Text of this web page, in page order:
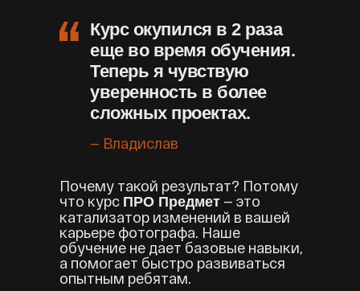
Почему такой результат? Потому
что курс ПРО Предмет — это
катализатор изменений в вашей
карьере фотографа. Наше
обучение не дает базовые навыки,
а помогает быстро развиваться
опытным ребятам.
— Владислав
Курс окупился в 2 раза
еще во время обучения.
Теперь я чувствую
уверенность в более
сложных проектах.